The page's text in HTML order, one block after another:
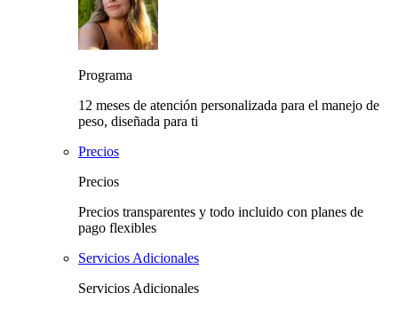
Programa
12 meses de atención personalizada para el manejo de
peso, diseñada para ti
Precios
Precios
Precios transparentes y todo incluido con planes de
pago flexibles
Servicios Adicionales
Servicios Adicionales